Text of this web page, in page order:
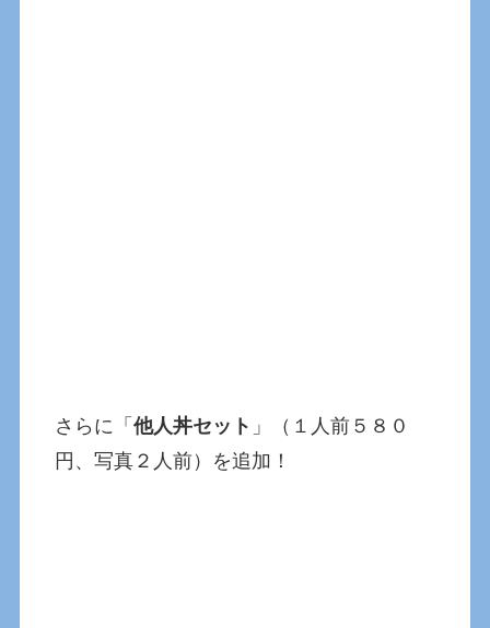
さらに「他人丼セット 」（１人前５８０
円、写真２人前）を追加！